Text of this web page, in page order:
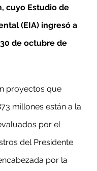
cuyo Estudio de
(EIA) ingresó a
de octubre de
proyectos que
millones están a la
por el
del Presidente
por la